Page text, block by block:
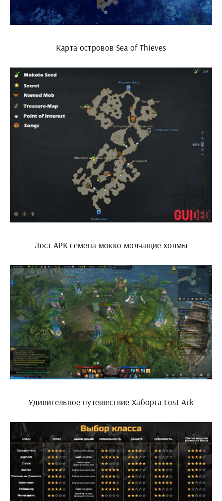
Карта островов Sea of Thieves
Лост АРК семена мокко молчащие холмы
Удивительное путешествие Хаборга Lost Ark